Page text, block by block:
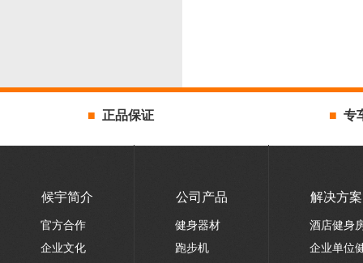
■ 正品保证 ■ 专
候宇简介
官方合作
企业文化
公司产品
健身器材
跑步机
解决方案
酒店健身
企业单位